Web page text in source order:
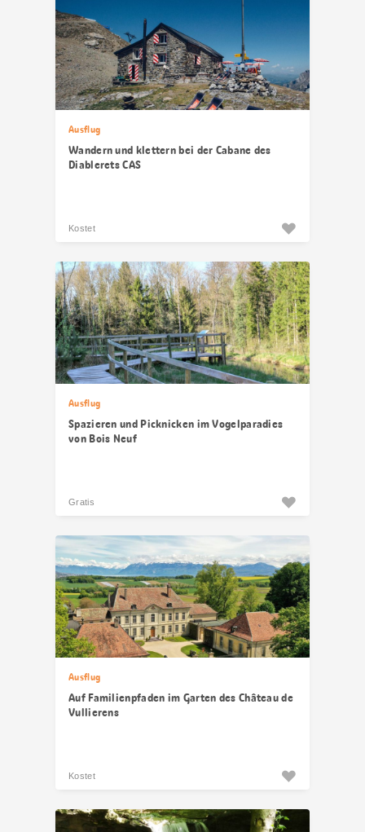
Ausflug
Wandern und klettern bei der Cabane des
Diablerets CAS
Kostet
Ausflug
Spazieren und Picknicken im Vogelparadies
von Bois Neuf
Gratis
Ausflug
Auf Familienpfaden im Garten des Château de
Vullierens
Kostet